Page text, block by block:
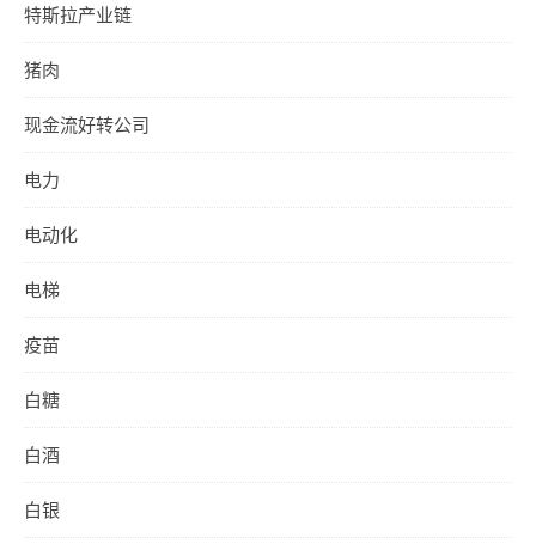
特斯拉产业链
猪肉
现金流好转公司
电力
电动化
电梯
疫苗
白糖
白酒
白银